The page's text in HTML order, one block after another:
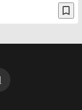
bookmark_border